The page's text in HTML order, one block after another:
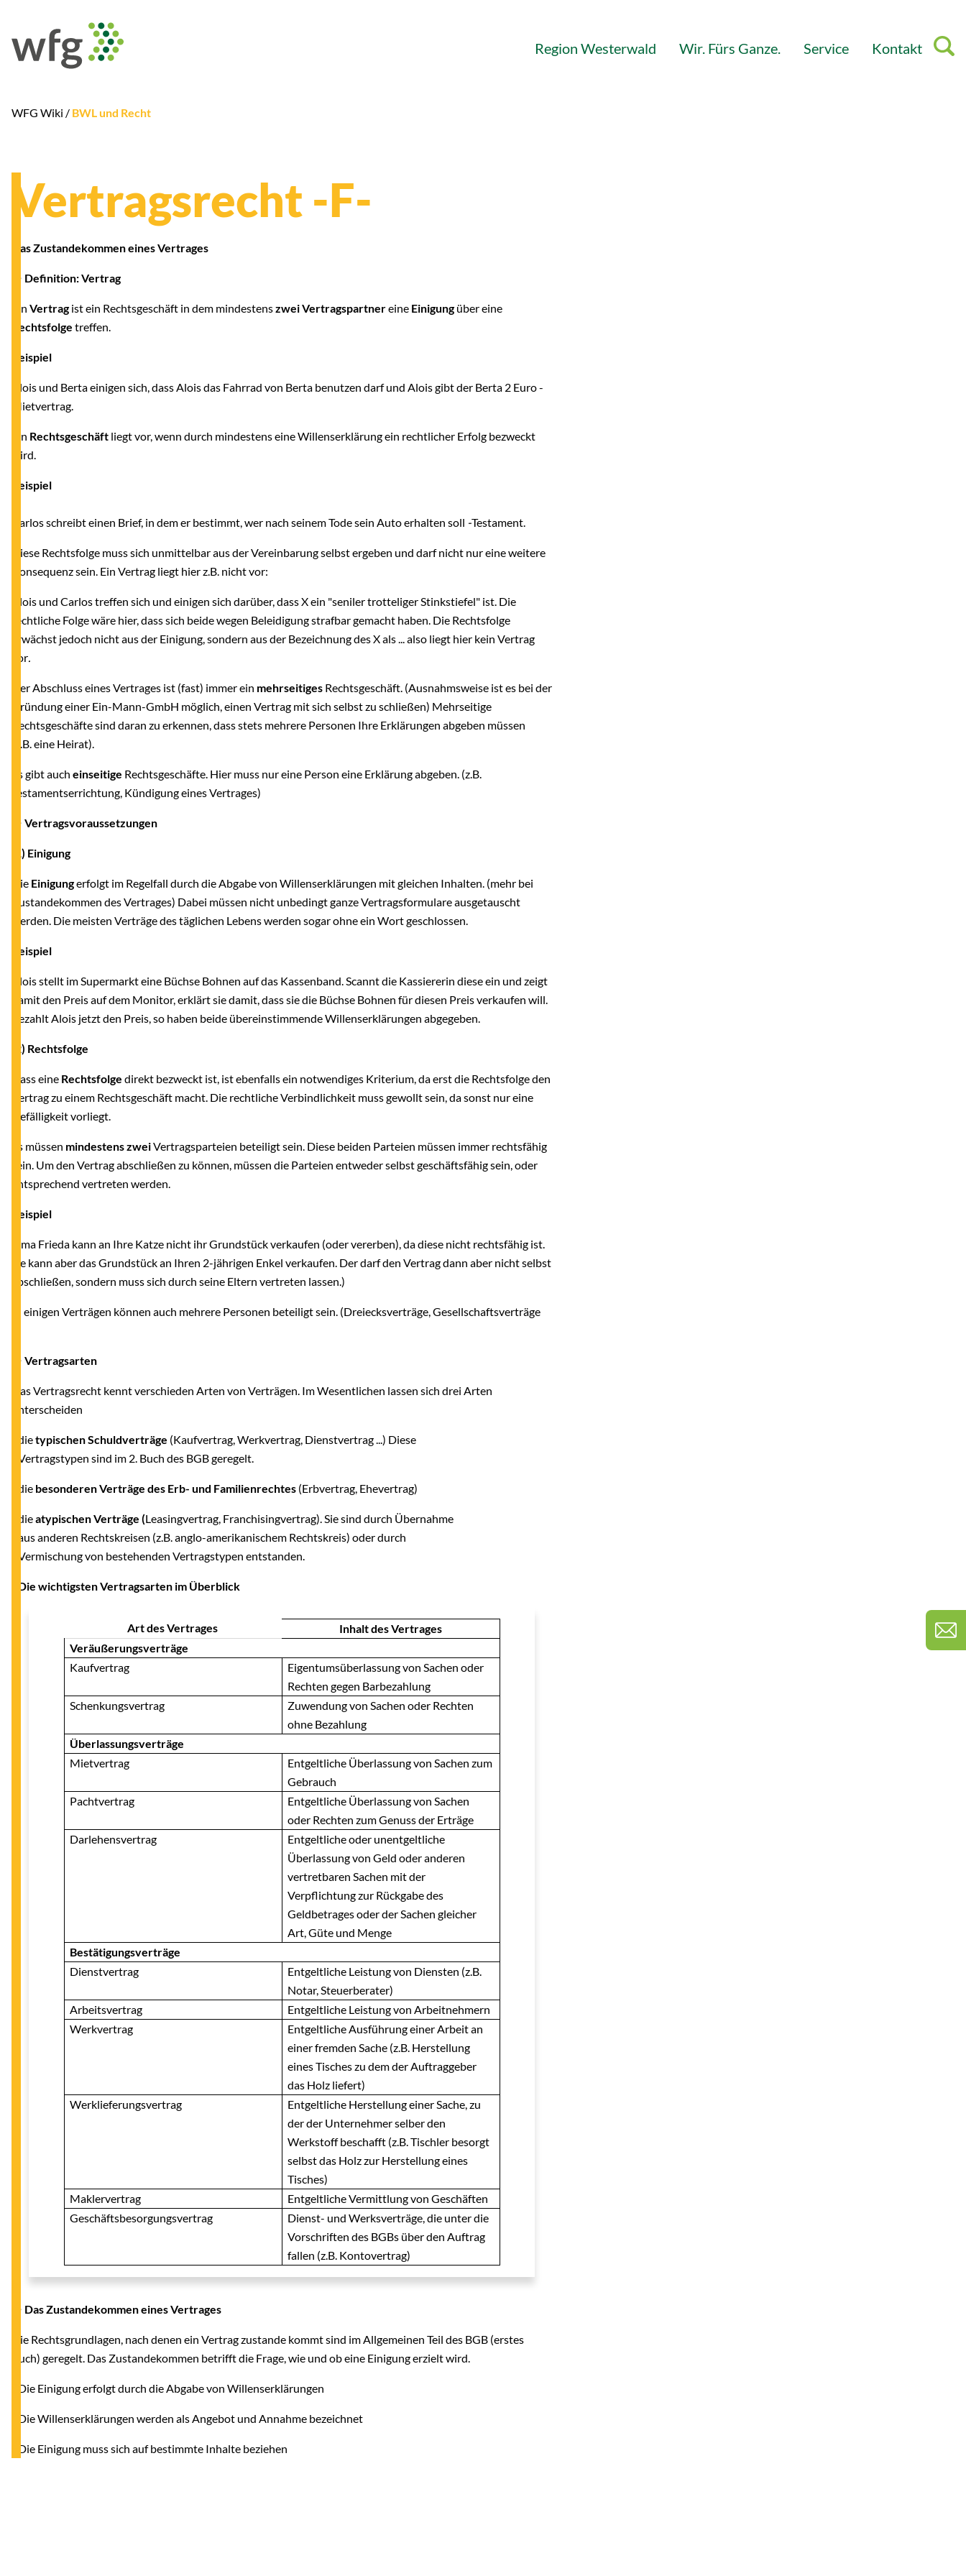
Region Westerwald Wir. Fürs Ganze. Service Kontakt
WFG Wiki / BWL und Recht
Vertragsrecht -F-
Das Zustandekommen eines Vertrages
● Definition: Vertrag
Ein Vertragist ein Rechtsgeschäft in dem mindestenszwei Vertragspartnereine Einigungüber eine
Rechtsfolge treffen.
Beispiel
Alois und Berta einigen sich, dass Alois das Fahrrad von Berta benutzen darf und Alois gibt der Berta 2 Euro -
Mietvertrag.
Ein Rechtsgeschäft liegt vor, wenn durch mindestens eine Willenserklärung ein rechtlicher Erfolg bezweckt
wird.
Beispiel
Carlos schreibt einen Brief, in dem er bestimmt, wer nach seinem Tode sein Auto erhalten soll -Testament.
Diese Rechtsfolge muss sich unmittelbar aus der Vereinbarung selbst ergeben und darf nicht nur eine weitere
Konsequenz sein. Ein Vertrag liegt hier z.B. nicht vor:
Alois und Carlos treffen sich und einigen sich darüber, dass X ein "seniler trotteliger Stinkstiefel" ist. Die
rechtliche Folge wäre hier, dass sich beide wegen Beleidigung strafbar gemacht haben. Die Rechtsfolge
erwächst jedoch nicht aus der Einigung, sondern aus der Bezeichnung des X als ... also liegt hier kein Vertrag
vor.
Der Abschluss eines Vertrages ist (fast) immer ein mehrseitiges Rechtsgeschäft. (Ausnahmsweise ist es bei der
Gründung einer Ein-Mann-GmbH möglich, einen Vertrag mit sich selbst zu schließen) Mehrseitige
Rechtsgeschäfte sind daran zu erkennen, dass stets mehrere Personen Ihre Erklärungen abgeben müssen
(z.B.eine Heirat).
Es gibt auch einseitige Rechtsgeschäfte. Hier muss nur eine Person eine Erklärung abgeben. (z.B.
Testamentserrichtung, Kündigung eines Vertrages)
● Vertragsvoraussetzungen
(1) Einigung
Die Einigungerfolgt im Regelfall durch die Abgabe von Willenserklärungen mit gleichen Inhalten. (mehr bei
Zustandekommen des Vertrages) Dabei müssen nicht unbedingt ganze Vertragsformulare ausgetauscht
werden. Die meisten Verträge des täglichen Lebens werden sogar ohne ein Wort geschlossen.
Beispiel
Alois stellt im Supermarkt eine Büchse Bohnen auf das Kassenband. Scannt die Kassiererin diese ein und zeigt
damit den Preis auf dem Monitor, erklärt sie damit, dass sie die Büchse Bohnen für diesen Preis verkaufen will.
Bezahlt Alois jetzt den Preis, so haben beide übereinstimmende Willenserklärungen abgegeben.
(2) Rechtsfolge
Dass eine Rechtsfolge direkt bezweckt ist, ist ebenfalls ein notwendiges Kriterium, da erst die Rechtsfolge den
Vertrag zu einem Rechtsgeschäft macht. Die rechtliche Verbindlichkeit muss gewollt sein, da sonst nur eine
Gefälligkeit vorliegt.
Es müssen mindestens zweiVertragsparteien beteiligt sein. Diese beiden Parteien müssen immer rechtsfähig
sein. Um den Vertrag abschließen zu können, müssen die Parteien entweder selbst geschäftsfähig sein, oder
entsprechend vertreten werden.
Beispiel
Oma Frieda kann an Ihre Katze nicht ihr Grundstück verkaufen (oder vererben), da diese nicht rechtsfähig ist.
Sie kann aber das Grundstück an Ihren 2-jährigen Enkel verkaufen. Der darf den Vertrag dann aber nicht selbst
abschließen, sondern muss sich durch seine Eltern vertreten lassen.)
In einigen Verträgen können auch mehrere Personen beteiligt sein. (Dreiecksverträge, Gesellschaftsverträge
● Vertragsarten
Das Vertragsrecht kennt verschieden Arten von Verträgen. Im Wesentlichen lassen sich drei Arten
unterscheiden
- dietypischen Schuldverträge (Kaufvertrag, Werkvertrag, Dienstvertrag ...) Diese
Vertragstypen sind im 2. Buch des BGB geregelt.
- die besonderen Verträge des Erb- und Familienrechtes (Erbvertrag, Ehevertrag)
- dieatypischen Verträge (Leasingvertrag, Franchisingvertrag). Sie sind durch Übernahme
aus anderen Rechtskreisen (z.B. anglo-amerikanischem Rechtskreis) oder durch
Vermischung von bestehenden Vertragstypen entstanden.
- Die wichtigsten Vertragsarten im Überblick
Art des Vertrages
Inhalt des Vertrages
Veräußerungsverträge
Kaufvertrag
Eigentumsüberlassung von Sachen oder
Rechten gegen Barbezahlung
Schenkungsvertrag
Zuwendung von Sachen oder Rechten
ohne Bezahlung
Überlassungsverträge
Mietvertrag
Entgeltliche Überlassung von Sachen zum
Gebrauch
Pachtvertrag
Entgeltliche Überlassung von Sachen
oder Rechten zum Genuss der Erträge
Darlehensvertrag
Entgeltliche oder unentgeltliche
Überlassung von Geld oder anderen
vertretbaren Sachen mit der
Verpflichtung zur Rückgabe des
Geldbetrages oder der Sachen gleicher
Art, Güte und Menge
Bestätigungsverträge
Dienstvertrag
Entgeltliche Leistung von Diensten (z.B.
Notar, Steuerberater)
Arbeitsvertrag
Entgeltliche Leistung von Arbeitnehmern
Werkvertrag
Entgeltliche Ausführung einer Arbeit an
einer fremden Sache (z.B. Herstellung
eines Tisches zu dem der Auftraggeber
das Holz liefert)
Werklieferungsvertrag
Entgeltliche Herstellung einer Sache, zu
der der Unternehmer selber den
Werkstoff beschafft (z.B. Tischler besorgt
selbst das Holz zur Herstellung eines
Tisches)
Maklervertrag
Entgeltliche Vermittlung von Geschäften
Geschäftsbesorgungsvertrag
Dienst- und Werksverträge, die unter die
Vorschriften des BGBs über den Auftrag
fallen (z.B. Kontovertrag)
● Das Zustandekommen eines Vertrages
Die Rechtsgrundlagen, nach denen ein Vertrag zustande kommt sind im Allgemeinen Teil des BGB (erstes
Buch) geregelt. Das Zustandekommen betrifft die Frage, wie und ob eine Einigung erzielt wird.
- Die Einigung erfolgt durch die Abgabe von Willenserklärungen
- Die Willenserklärungen werden als Angebot und Annahme bezeichnet
- Die Einigung muss sich auf bestimmte Inhalte beziehen